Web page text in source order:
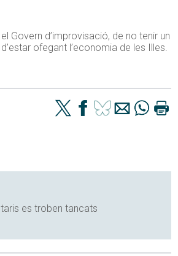
Govern d’improvisació, de no tenir un
ofegant l’economia de les Illes.
es troben tancats